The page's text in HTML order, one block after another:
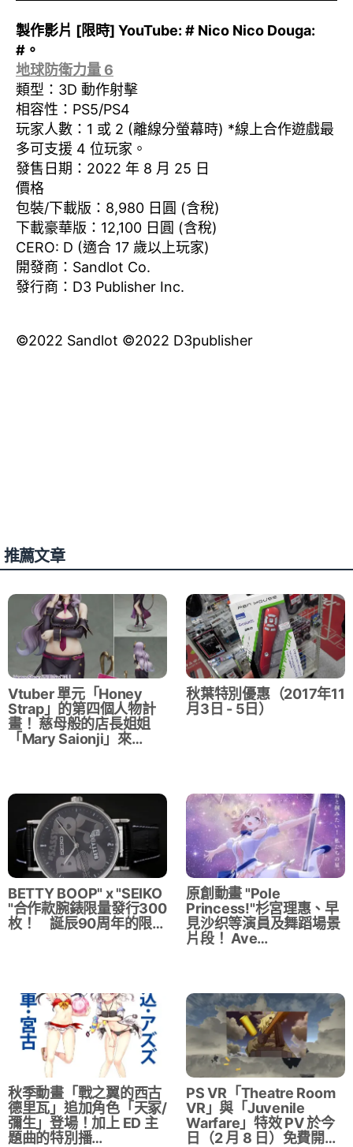
製作影片 [限時] YouTube: # Nico Nico Douga:
#。
地球防衛力量 6
類型：3D 動作射擊
相容性：PS5/PS4
玩家人數：1 或 2 (離線分螢幕時) *線上合作遊戲最
多可支援 4 位玩家。
發售日期：2022 年 8 月 25 日
價格
包裝/下載版：8,980 日圓 (含稅)
下載豪華版：12,100 日圓 (含稅)
CERO: D (適合 17 歲以上玩家)
開發商：Sandlot Co.
發行商：D3 Publisher Inc.
©2022 Sandlot ©2022 D3publisher
推薦文章
Vtuber 單元「Honey
Strap」的第四個人物計
畫！ 慈母般的店長姐姐
「Mary Saionji」來…
秋葉特別優惠（2017年11
月3日 - 5日）
BETTY BOOP" x "SEIKO
"合作款腕錶限量發行300
枚！ 誕辰90周年的限…
原創動畫 "Pole
Princess!"杉宮理惠、早
見沙织等演員及舞蹈場景
片段！ Ave…
秋季動畫「戰之翼的西古
德里瓦」追加角色「天冢/
彌生」登場！加上 ED 主
題曲的特別播…
PS VR「Theatre Room
VR」與「Juvenile
Warfare」特效 PV 於今
日（2 月 8 日）免費開…